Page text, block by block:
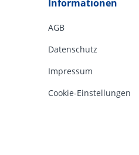
Informationen
AGB
Datenschutz
Impressum
Cookie-Einstellungen